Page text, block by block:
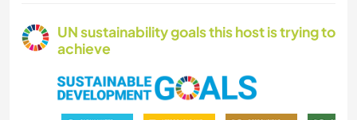
GARDENING
UN sustainability goals this host is trying to
achieve